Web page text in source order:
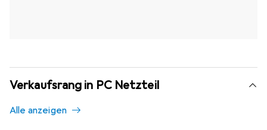
Verkaufsrang in PC Netzteil
Alle anzeigen